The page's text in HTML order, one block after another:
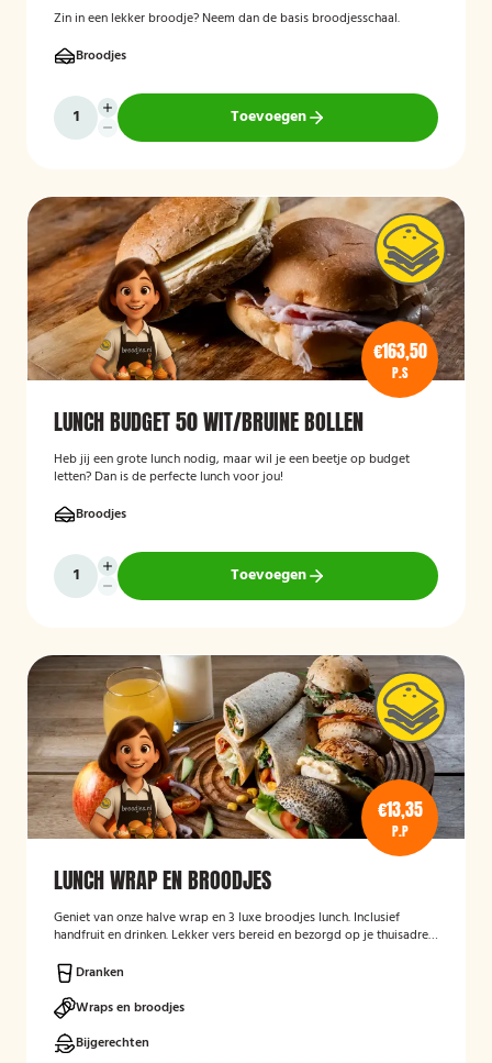
Zin in een lekker broodje? Neem dan de basis broodjesschaal.
Broodjes
Toevoegen
€163,50
P.S
LUNCH BUDGET 50 WIT/BRUINE BOLLEN
Heb jij een grote lunch nodig, maar wil je een beetje op budget
letten? Dan is de perfecte lunch voor jou!
Broodjes
Toevoegen
€13,35
P.P
LUNCH WRAP EN BROODJES
Geniet van onze halve wrap en 3 luxe broodjes lunch. Inclusief
handfruit en drinken. Lekker vers bereid en bezorgd op je thuisadres
Dranken
Wraps en broodjes
Bijgerechten